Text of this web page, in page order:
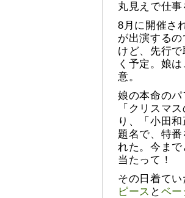
丸見えで仕
8月に開催さ
が出演する
けど、先行
く予定。娘
意。
娘の本命の
「クリスマ
り、「小田
題名で、特
れた。今ま
当たって！
その日着て
ピース と ベー